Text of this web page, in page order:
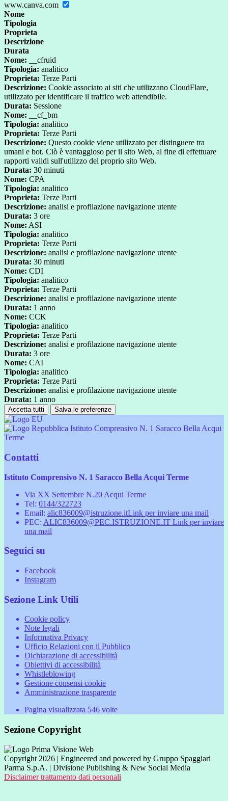
www.canva.com
Nome
Tipologia
Proprieta
Descrizione
Durata
Nome: __cfruid
Tipologia: analitico
Proprieta: Terze Parti
Descrizione: Cookie associato ai siti che utilizzano CloudFlare,
utilizzato per identificare il traffico web attendibile.
Durata: Sessione
Nome: __cf_bm
Tipologia: analitico
Proprieta: Terze Parti
Descrizione: Questo cookie viene utilizzato per distinguere tra
umani e bot. Ciò è vantaggioso per il sito Web, al fine di effettuare
rapporti validi sull'utilizzo del proprio sito Web.
Durata: 30 minuti
Nome: CPA
Tipologia: analitico
Proprieta: Terze Parti
Descrizione: analisi e profilazione navigazione utente
Durata: 3 ore
Nome: ASI
Tipologia: analitico
Proprieta: Terze Parti
Descrizione: analisi e profilazione navigazione utente
Durata: 30 minuti
Nome: CDI
Tipologia: analitico
Proprieta: Terze Parti
Descrizione: analisi e profilazione navigazione utente
Durata: 1 anno
Nome: CCK
Tipologia: analitico
Proprieta: Terze Parti
Descrizione: analisi e profilazione navigazione utente
Durata: 3 ore
Nome: CAI
Tipologia: analitico
Proprieta: Terze Parti
Descrizione: analisi e profilazione navigazione utente
Durata: 1 anno
Accetta tutti Salva le preferenze
Istituto Comprensivo N. 1 Saracco Bella Acqui
Terme
Contatti
Istituto Comprensivo N. 1 Saracco Bella Acqui Terme
Via XX Settembre N.20 Acqui Terme
Tel: 0144/322723
Email: alic836009@istruzione.itLink per inviare una mail
PEC: ALIC836009@PEC.ISTRUZIONE.IT Link per inviare
una mail
Seguici su
Facebook
Instagram
Sezione Link Utili
Cookie policy
Note legali
Informativa Privacy
Ufficio Relazioni con il Pubblico
Dichiarazione di accessibilità
Obiettivi di accessibilità
Whistleblowing
Gestione consensi cookie
Amministrazione trasparente
Pagina visualizzata 546 volte
Sezione Copyright
Copyright 2026 | Engineered and powered by Gruppo Spaggiari
Parma S.p.A. | Divisione Publishing & New Social Media
Disclaimer trattamento dati personali